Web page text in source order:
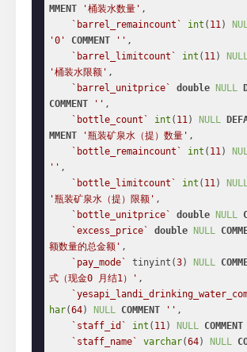
MMENT
'桶装水数量' ,
`barrel_remaincount`
int ( 11)
'0'
COMMENT '' ,
`barrel_limitcount`
int ( 11)
'桶装水限额' ,
`barrel_unitprice`
double NULL
COMMENT
'' ,
`bottle_count`
int ( 11) NULL
MMENT
'瓶装矿泉水（提）数量' ,
`bottle_remaincount`
int ( 11)
'' ,
`bottle_limitcount`
int ( 11)
'瓶装矿泉水（提）限额' ,
`bottle_unitprice`
double NULL
`excess_price`
double NULL
额数量的总金额' ,
`pay_mode`
tinyint(3) NULL
式（现金0 月结1）' ,
har(64) NULL COMMENT '' ,
`staff_id`
int ( 11) NULL COMMENT
`staff_name`
varchar(64) NULL